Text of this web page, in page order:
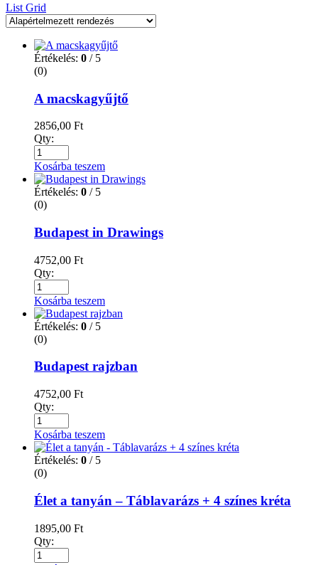
List Grid
Értékelés: 0 / 5
(0)
A macskagyűjtő
2856,00 Ft
Qty:
Kosárba teszem
Értékelés: 0 / 5
(0)
Budapest in Drawings
4752,00 Ft
Qty:
Kosárba teszem
Értékelés: 0 / 5
(0)
Budapest rajzban
4752,00 Ft
Qty:
Kosárba teszem
Értékelés: 0 / 5
(0)
Élet a tanyán – Táblavarázs + 4 színes kréta
1895,00 Ft
Qty: